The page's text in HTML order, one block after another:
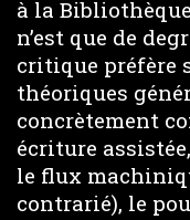
à la
n’est que de
critique préfère
théoriques
concrètement
écriture
le flux
contrarié), le